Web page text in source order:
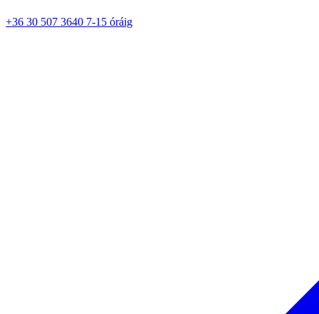
+36 30 507 3640 7-15 óráig